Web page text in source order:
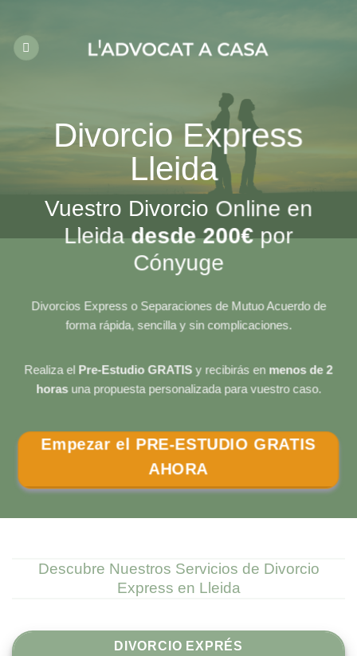
contenido
Divorcio Express
Lleida
Vuestro Divorcio Online en
Lleidadesde 200€por
Cónyuge
Divorcios Express o Separaciones de Mutuo Acuerdo de
forma rápida, sencilla y sin complicaciones.
Realiza el Pre-Estudio GRATIS y recibirás en menos de 2
horasuna propuesta personalizada para vuestro caso.
Empezar el PRE-ESTUDIO GRATIS
AHORA
Descubre Nuestros Servicios de Divorcio
Express en Lleida
DIVORCIO EXPRÉS